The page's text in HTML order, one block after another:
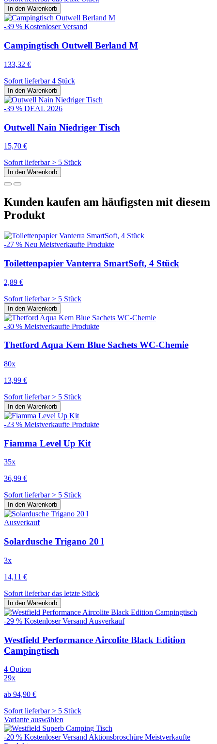
In den Warenkorb
-39 % Kostenloser Versand
Campingtisch Outwell Berland M
133,32 €
Sofort lieferbar 4 Stück
In den Warenkorb
-39 % DEAL 2026
Outwell Nain Niedriger Tisch
15,70 €
Sofort lieferbar > 5 Stück
In den Warenkorb
Kunden kaufen am häufigsten mit diesem
Produkt
-27 % Neu Meistverkaufte Produkte
Toilettenpapier Vanterra SmartSoft, 4 Stück
2,89 €
Sofort lieferbar > 5 Stück
In den Warenkorb
-30 % Meistverkaufte Produkte
Thetford Aqua Kem Blue Sachets WC-Chemie
80x
13,99 €
Sofort lieferbar > 5 Stück
In den Warenkorb
-23 % Meistverkaufte Produkte
Fiamma Level Up Kit
35x
36,99 €
Sofort lieferbar > 5 Stück
In den Warenkorb
Ausverkauf
Solardusche Trigano 20 l
3x
14,11 €
Sofort lieferbar das letzte Stück
In den Warenkorb
-29 % Kostenloser Versand Ausverkauf
Westfield Performance Aircolite Black Edition
Campingtisch
4 Option
29x
ab 94,90 €
Sofort lieferbar > 5 Stück
Variante auswählen
-20 % Kostenloser Versand Aktionsbroschüre Meistverkaufte